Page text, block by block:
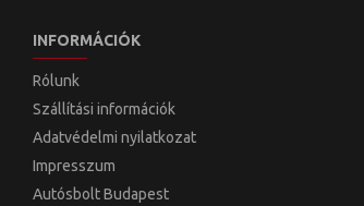
INFORMÁCIÓK
Rólunk
Szállítási információk
Adatvédelmi nyilatkozat
Impresszum
Autósbolt Budapest